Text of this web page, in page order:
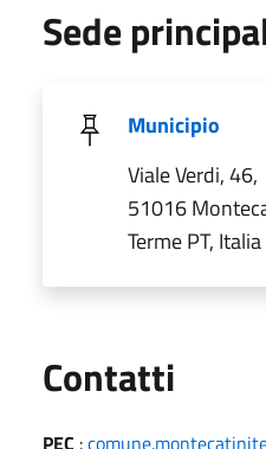
Sede
Municipio
Viale Verdi, 46,
51016
Terme PT, Italia
Contatti
PEC :